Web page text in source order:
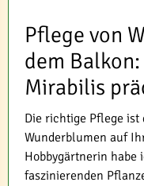
Pflege von
dem
Mirabilis
Die richtige Pflege
Wunderblumen auf
Hobbygärtnerin habe
faszinierenden